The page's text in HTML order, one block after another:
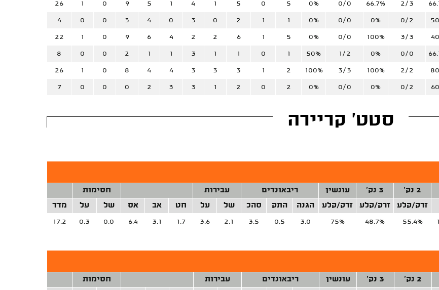
2/3
66.7%
0/0
0%
5
0
5
1
4
1
5
9
0
1
26
0/2
0%
0/0
0%
1
1
2
0
3
0
4
3
0
0
4
3/3
100%
0/0
0%
5
1
6
2
2
4
6
9
0
1
22
0/0
0%
1/2
50%
1
0
1
1
3
1
1
2
0
0
8
2/2
100%
3/3
100%
2
1
3
3
3
4
4
8
0
1
26
0/2
0%
0/0
0%
2
0
2
1
3
3
2
0
0
0
7
סטט' קריירה
2 נק' 3 נק' עונשין ריבאונדים עבירות
חסימות
זרק/קלע זרק/קלע זרק/קלע הגנה התק סהכ של על חט אב אס של על מדד
55.4%
48.7%
75%
3.0
0.5
3.5
2.1
3.6
1.7
3.1
6.4
0.0
0.3
17.2
2 נק' 3 נק' עונשין ריבאונדים עבירות
חסימות